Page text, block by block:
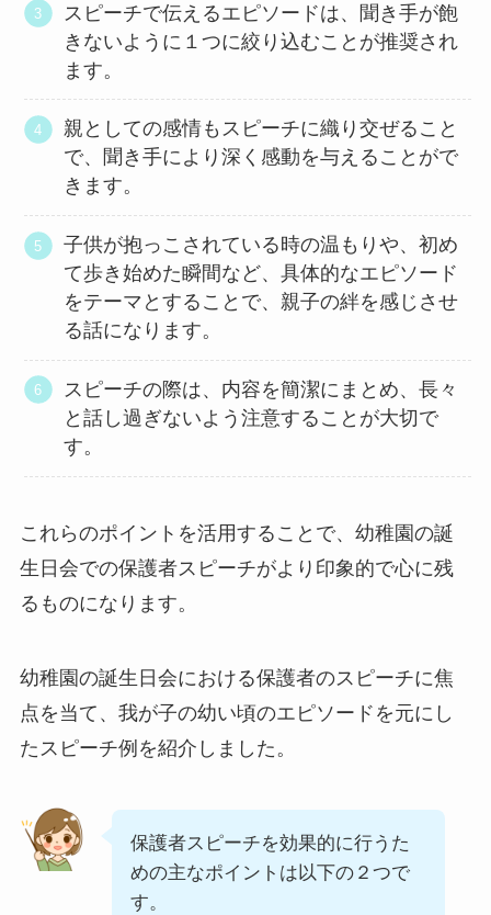
スピーチで伝えるエピソードは、聞き手が飽
きないように１つに絞り込むことが推奨され
ます。
親としての感情もスピーチに織り交ぜること
で、聞き手により深く感動を与えることがで
きます。
子供が抱っこされている時の温もりや、初め
て歩き始めた瞬間など、具体的なエピソード
をテーマとすることで、親子の絆を感じさせ
る話になります。
スピーチの際は、内容を簡潔にまとめ、長々
と話し過ぎないよう注意することが大切で
す。
これらのポイントを活用することで、幼稚園の誕
生日会での保護者スピーチがより印象的で心に残
るものになります。
幼稚園の誕生日会における保護者のスピーチに焦
点を当て、我が子の幼い頃のエピソードを元にし
たスピーチ例を紹介しました。
保護者スピーチを効果的に行うた
めの主なポイントは以下の２つで
す。